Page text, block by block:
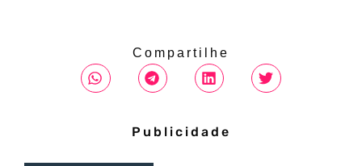
Compartilhe
Publicidade